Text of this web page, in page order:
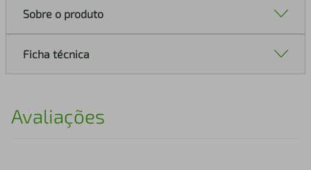
Sobre o produto
Ficha técnica
Avaliações